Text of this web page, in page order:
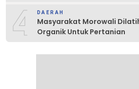
4 DAERAH
Masyarakat Morowali
Organik Untuk Pertanian